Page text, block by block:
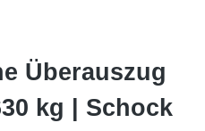
Überauszug
kg | Schock